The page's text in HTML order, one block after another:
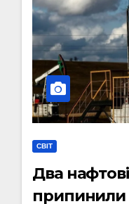
СВІТ
Два нафтові
припинили